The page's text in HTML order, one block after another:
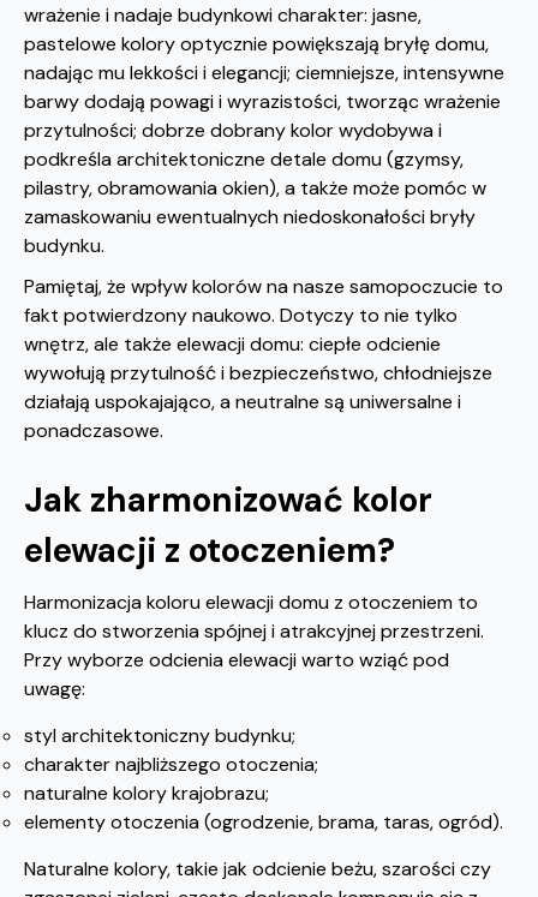
wrażenie i nadaje budynkowi charakter: jasne,
pastelowe kolory optycznie powiększają bryłę domu,
nadając mu lekkości i elegancji; ciemniejsze, intensywne
barwy dodają powagi i wyrazistości, tworząc wrażenie
przytulności; dobrze dobrany kolor wydobywa i
podkreśla architektoniczne detale domu (gzymsy,
pilastry, obramowania okien), a także może pomóc w
zamaskowaniu ewentualnych niedoskonałości bryły
budynku.
Pamiętaj, że wpływ kolorów na nasze samopoczucie to
fakt potwierdzony naukowo. Dotyczy to nie tylko
wnętrz, ale także elewacji domu: ciepłe odcienie
wywołują przytulność i bezpieczeństwo, chłodniejsze
działają uspokajająco, a neutralne są uniwersalne i
ponadczasowe.
Jak zharmonizować kolor
elewacji z otoczeniem?
Harmonizacja koloru elewacji domu z otoczeniem to
klucz do stworzenia spójnej i atrakcyjnej przestrzeni.
Przy wyborze odcienia elewacji warto wziąć pod
uwagę:
styl architektoniczny budynku;
charakter najbliższego otoczenia;
naturalne kolory krajobrazu;
elementy otoczenia (ogrodzenie, brama, taras, ogród).
Naturalne kolory, takie jak odcienie beżu, szarości czy